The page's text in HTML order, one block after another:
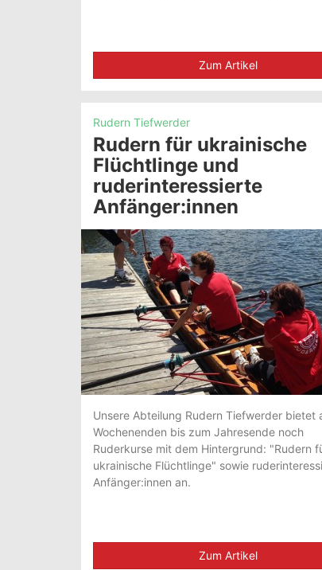
Zum Artikel
Rudern Tiefwerder
Rudern für ukrainische
Flüchtlinge und
ruderinteressierte
Anfänger:innen
Unsere Abteilung Rudern Tiefwerder bietet
Wochenenden bis zum Jahresende noch
Ruderkurse mit dem Hintergrund: "Rudern
ukrainische Flüchtlinge" sowie
Anfänger:innen an.
Zum Artikel